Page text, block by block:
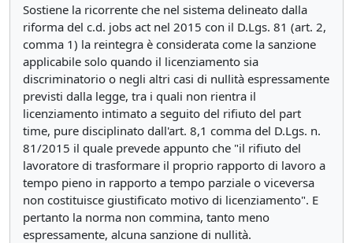
Sostiene la ricorrente che nel sistema delineato dalla
riforma del c.d. jobs act nel 2015 con il D.Lgs. 81 (art. 2,
comma 1) la reintegra è considerata come la sanzione
applicabile solo quando il licenziamento sia
discriminatorio o negli altri casi di nullità espressamente
previsti dalla legge, tra i quali non rientra il
licenziamento intimato a seguito del rifiuto del part
time, pure disciplinato dall'art. 8,1 comma del D.Lgs. n.
81/2015 il quale prevede appunto che "il rifiuto del
lavoratore di trasformare il proprio rapporto di lavoro a
tempo pieno in rapporto a tempo parziale o viceversa
non costituisce giustificato motivo di licenziamento". E
pertanto la norma non commina, tanto meno
espressamente, alcuna sanzione di nullità.